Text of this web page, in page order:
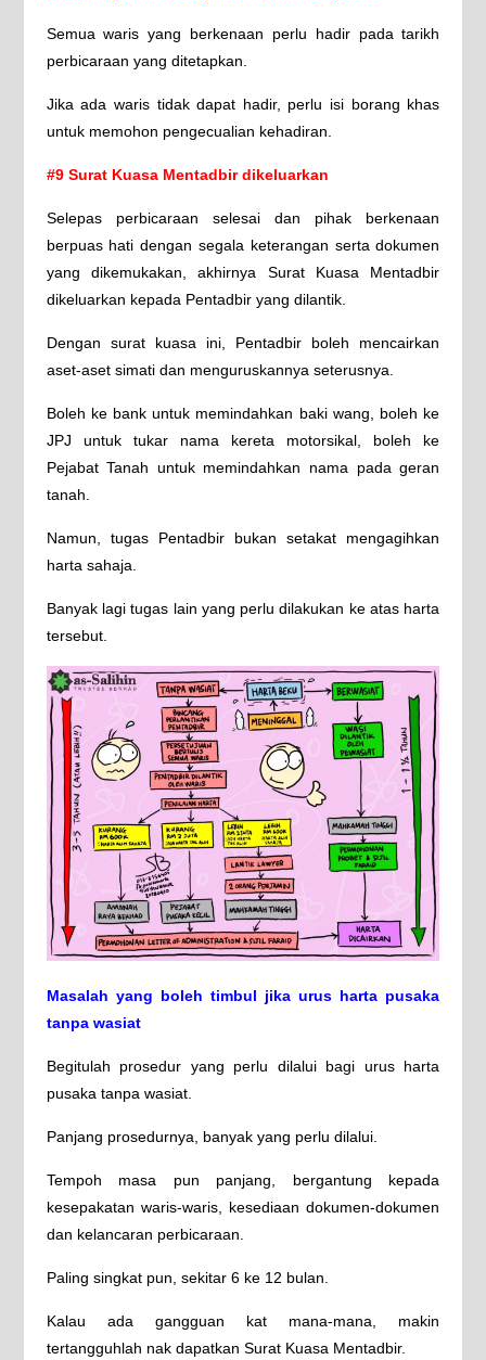
Semua waris yang berkenaan perlu hadir pada tarikh
perbicaraan yang ditetapkan.
Jika ada waris tidak dapat hadir, perlu isi borang khas
untuk memohon pengecualian kehadiran.
#9 Surat Kuasa Mentadbir dikeluarkan
Selepas perbicaraan selesai dan pihak berkenaan
berpuas hati dengan segala keterangan serta dokumen
yang dikemukakan, akhirnya Surat Kuasa Mentadbir
dikeluarkan kepada Pentadbir yang dilantik.
Dengan surat kuasa ini, Pentadbir boleh mencairkan
aset-aset simati dan menguruskannya seterusnya.
Boleh ke bank untuk memindahkan baki wang, boleh ke
JPJ untuk tukar nama kereta motorsikal, boleh ke
Pejabat Tanah untuk memindahkan nama pada geran
tanah.
Namun, tugas Pentadbir bukan setakat mengagihkan
harta sahaja.
Banyak lagi tugas lain yang perlu dilakukan ke atas harta
tersebut.
Masalah yang boleh timbul jika urus harta pusaka
tanpa wasiat
Begitulah prosedur yang perlu dilalui bagi urus harta
pusaka tanpa wasiat.
Panjang prosedurnya, banyak yang perlu dilalui.
Tempoh masa pun panjang, bergantung kepada
kesepakatan waris-waris, kesediaan dokumen-dokumen
dan kelancaran perbicaraan.
Paling singkat pun, sekitar 6 ke 12 bulan.
Kalau ada gangguan kat mana-mana, makin
tertangguhlah nak dapatkan Surat Kuasa Mentadbir.